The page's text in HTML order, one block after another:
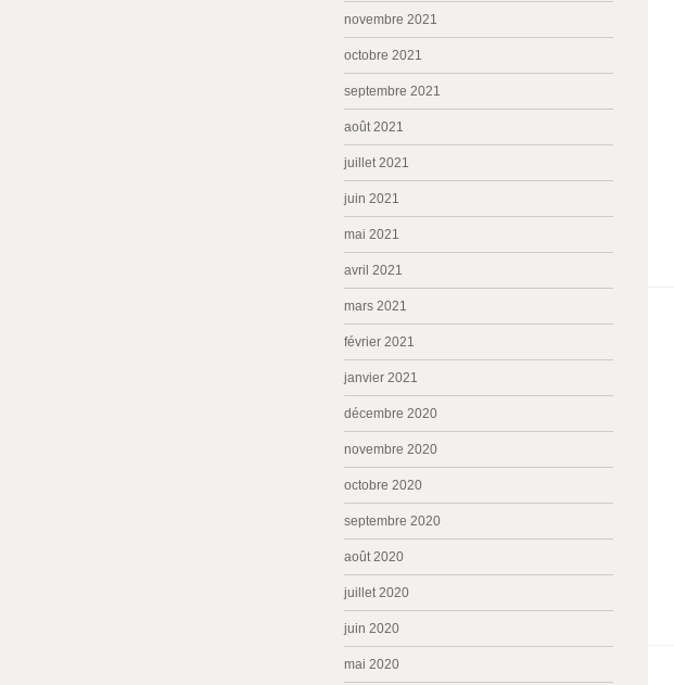
novembre 2021
octobre 2021
septembre 2021
août 2021
juillet 2021
juin 2021
mai 2021
avril 2021
mars 2021
février 2021
janvier 2021
décembre 2020
novembre 2020
octobre 2020
septembre 2020
août 2020
juillet 2020
juin 2020
mai 2020